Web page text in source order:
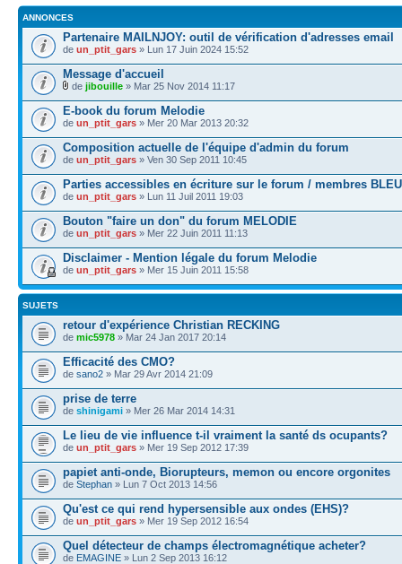
ANNONCES
Partenaire MAILNJOY: outil de vérification d'adresses email
de un_ptit_gars » Lun 17 Juin 2024 15:52
Message d'accueil
de jibouille » Mar 25 Nov 2014 11:17
E-book du forum Melodie
de un_ptit_gars » Mer 20 Mar 2013 20:32
Composition actuelle de l'équipe d'admin du forum
de un_ptit_gars » Ven 30 Sep 2011 10:45
Parties accessibles en écriture sur le forum / membres BLEU
de un_ptit_gars » Lun 11 Juil 2011 19:03
Bouton "faire un don" du forum MELODIE
de un_ptit_gars » Mer 22 Juin 2011 11:13
Disclaimer - Mention légale du forum Melodie
de un_ptit_gars » Mer 15 Juin 2011 15:58
SUJETS
retour d'expérience Christian RECKING
de mic5978 » Mar 24 Jan 2017 20:14
Efficacité des CMO?
de sano2 » Mar 29 Avr 2014 21:09
prise de terre
de shinigami » Mer 26 Mar 2014 14:31
Le lieu de vie influence t-il vraiment la santé ds ocupants?
de un_ptit_gars » Mer 19 Sep 2012 17:39
papiet anti-onde, Biorupteurs, memon ou encore orgonites
de Stephan » Lun 7 Oct 2013 14:56
Qu'est ce qui rend hypersensible aux ondes (EHS)?
de un_ptit_gars » Mer 19 Sep 2012 16:54
Quel détecteur de champs électromagnétique acheter?
de EMAGINE » Lun 2 Sep 2013 16:12